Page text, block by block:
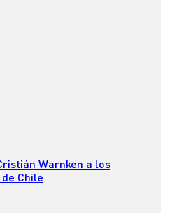
Warnken a los
Chile